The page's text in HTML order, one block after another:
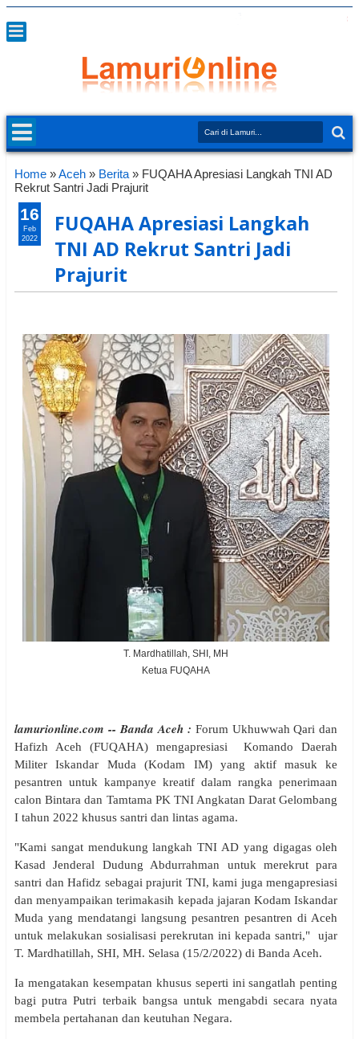
Home »Aceh » Berita » FUQAHA Apresiasi Langkah TNI AD
Rekrut Santri Jadi Prajurit
FUQAHA Apresiasi Langkah
TNI AD Rekrut Santri Jadi
Prajurit
T. Mardhatillah, SHI, MH
Ketua FUQAHA
lamurionline.com -- Banda Aceh : Forum Ukhuwwah Qari dan
Hafizh Aceh (FUQAHA) mengapresiasi Komando Daerah
Militer Iskandar Muda (Kodam IM) yang aktif masuk ke
pesantren untuk kampanye kreatif dalam rangka penerimaan
calon Bintara dan Tamtama PK TNI Angkatan Darat Gelombang
I tahun 2022 khusus santri dan lintas agama.
"Kami sangat mendukung langkah TNI AD yang digagas oleh
Kasad Jenderal Dudung Abdurrahman untuk merekrut para
santri dan Hafidz sebagai prajurit TNI, kami juga mengapresiasi
dan menyampaikan terimakasih kepada jajaran Kodam Iskandar
Muda yang mendatangi langsung pesantren pesantren di Aceh
untuk melakukan sosialisasi perekrutan ini kepada santri," ujar
T. Mardhatillah, SHI, MH. Selasa (15/2/2022) di Banda Aceh.
Ia mengatakan kesempatan khusus seperti ini sangatlah penting
bagi putra Putri terbaik bangsa untuk mengabdi secara nyata
membela pertahanan dan keutuhan Negara.
16
Feb
2022